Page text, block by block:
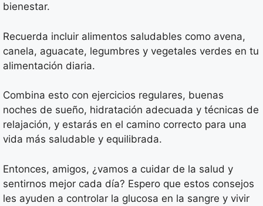
bienestar.
Recuerda incluir alimentos saludables como avena,
canela, aguacate, legumbres y vegetales verdes en tu
alimentación diaria.
Combina esto con ejercicios regulares, buenas
noches de sueño, hidratación adecuada y técnicas de
relajación, y estarás en el camino correcto para una
vida más saludable y equilibrada.
Entonces, amigos, ¿vamos a cuidar de la salud y
sentirnos mejor cada día? Espero que estos consejos
les ayuden a controlar la glucosa en la sangre y vivir